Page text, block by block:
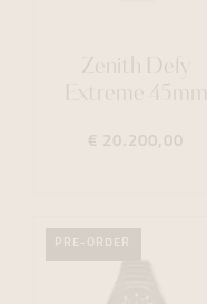
Zenith Defy
Extreme 45mm
€ 20.200,00
PRE-ORDER